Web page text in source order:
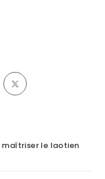
maîtriser le laotien